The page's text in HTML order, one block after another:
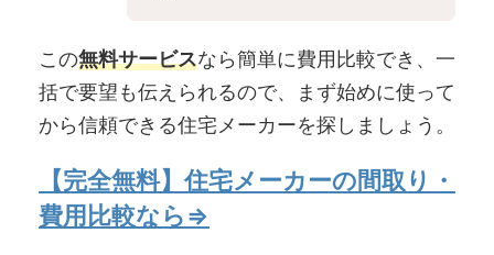
この無料サービスなら簡単に費用比較でき、一
括で要望も伝えられるので、まず始めに使って
から信頼できる住宅メーカーを探しましょう。
【完全無料】住宅メーカーの間取り・
費用比較なら⇒